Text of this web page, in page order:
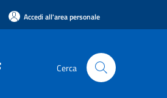
Accedi all'area personale
Cerca